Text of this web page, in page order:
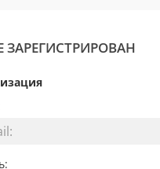
ЗАРЕГИСТРИРОВАН